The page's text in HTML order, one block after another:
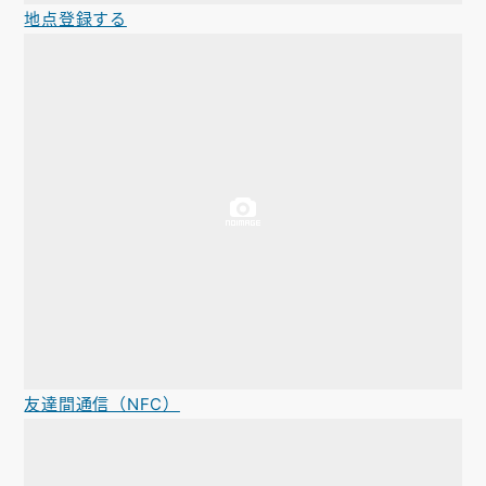
地点登録する
友達間通信（NFC）